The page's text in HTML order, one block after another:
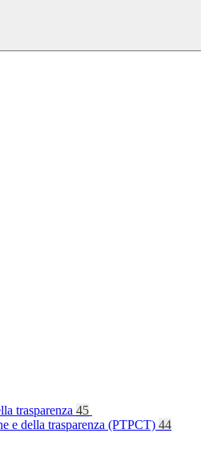
trasparenza 45
e della trasparenza (PTPCT) 44